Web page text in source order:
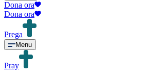
Dona ora
Dona ora
Prega
Menu
Pray